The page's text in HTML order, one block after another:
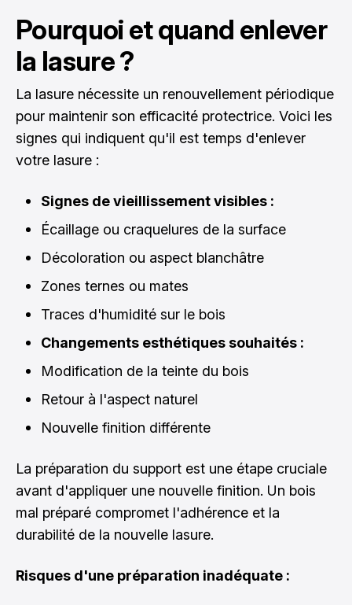
Pourquoi et quand enlever
la lasure ?
La lasure nécessite un renouvellement périodique
pour maintenir son efficacité protectrice. Voici les
signes qui indiquent qu'il est temps d'enlever
votre lasure :
Signes de vieillissement visibles :
Écaillage ou craquelures de la surface
Décoloration ou aspect blanchâtre
Zones ternes ou mates
Traces d'humidité sur le bois
Changements esthétiques souhaités :
Modification de la teinte du bois
Retour à l'aspect naturel
Nouvelle finition différente
La préparation du support est une étape cruciale
avant d'appliquer une nouvelle finition. Un bois
mal préparé compromet l'adhérence et la
durabilité de la nouvelle lasure.
Risques d'une préparation inadéquate :